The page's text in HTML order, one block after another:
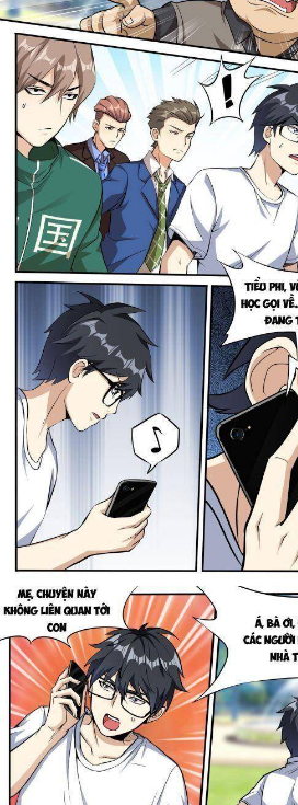
Tu Tiên
Xuyên Không
Tin
Tức
App